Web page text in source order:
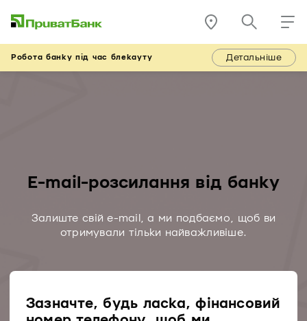
Робота банку під час блекауту Детальніше
E-mail-розсилання від банку
Залиште свій e-mail, а ми подбаємо, щоб ви
отримували тільки найважливіше.
Зазначте, будь ласка, фінансовий